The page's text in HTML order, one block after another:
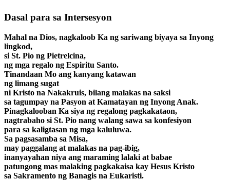
Dasal para sa Intersesyon
Mahal na Dios, nagkaloob Ka ng sariwang biyaya sa Inyong
lingkod,
si St. Pio ng Pietrelcina,
ng mga regalo ng Espiritu Santo.
Tinandaan Mo ang kanyang katawan
ng limang sugat
ni Kristo na Nakakruis, bilang malakas na saksi
sa tagumpay na Pasyon at Kamatayan ng Inyong Anak.
Pinagkalooban Ka siya ng regalong pagkakataon,
nagtrabaho si St. Pio nang walang sawa sa konfesiyon
para sa kaligtasan ng mga kaluluwa.
Sa pagsasamba sa Misa,
may paggalang at malakas na pag-ibig,
inanyayahan niya ang maraming lalaki at babae
patungong mas malaking pagkakaisa kay Hesus Kristo
sa Sakramento ng Banagis na Eukaristi.